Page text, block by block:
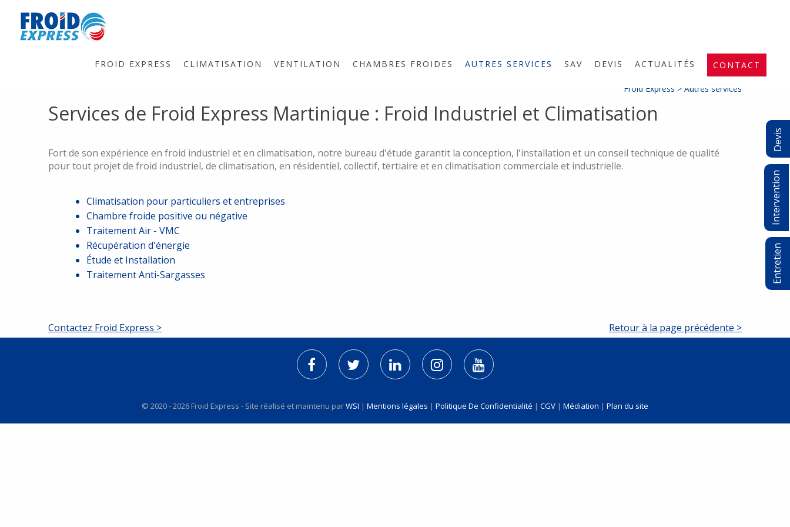
FROID EXPRESS CLIMATISATION VENTILATION CHAMBRES FROIDES AUTRES SERVICES SAV DEVIS ACTUALITÉS CONTACT
Froid Express > Autres services
Services de Froid Express Martinique : Froid Industriel et Climatisation
Fort de son expérience en froid industriel et en climatisation, notre bureau d'étude garantit la conception, l'installation et un conseil technique de qualité
pour tout projet de froid industriel, de climatisation, en résidentiel, collectif, tertiaire et en climatisation commerciale et industrielle.
Climatisation pour particuliers et entreprises
Chambre froide positive ou négative
Traitement Air - VMC
Récupération d'énergie
Étude et Installation
Traitement Anti-Sargasses
Contactez Froid Express > Retour à la page précédente >
© 2020 - 2026 Froid Express - Site réalisé et maintenu parWSI | Mentions légales | Politique De Confidentialité | CGV | Médiation | Plan du site
Devis
Intervention
Entretien